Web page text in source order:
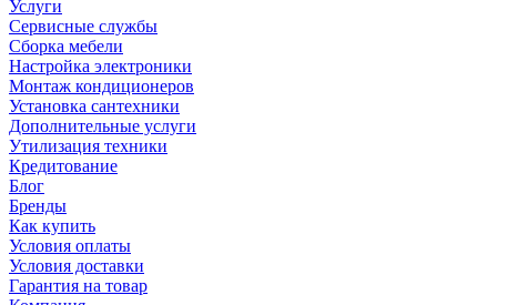
Услуги
Сервисные службы
Сборка мебели
Настройка электроники
Монтаж кондиционеров
Установка сантехники
Дополнительные услуги
Утилизация техники
Кредитование
Блог
Бренды
Как купить
Условия оплаты
Условия доставки
Гарантия на товар